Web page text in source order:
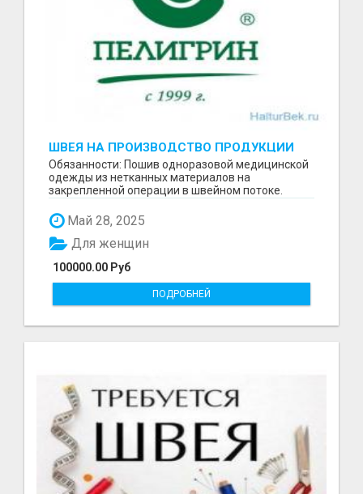
ШВЕЯ НА ПРОИЗВОДСТВО ПРОДУКЦИИ
МЕДИЦИНСКОГО НАЗНАЧЕНИЯ
Обязанности: Пошив одноразовой медицинской
одежды из нетканных материалов на
закрепленной операции в швейном потоке.
Май 28, 2025
100000.00 Руб
Для женщин
ПОДРОБНЕЙ